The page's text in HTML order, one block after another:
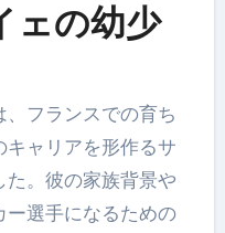
ェの幼少
フランスでの育ち
ャリアを形作るサ
た。彼の家族背景や
選手になるための